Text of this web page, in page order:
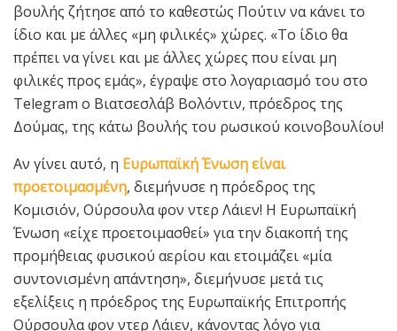
βουλής ζήτησε από το καθεστώς Πούτιν να κάνει το
ίδιο και με άλλες «μη φιλικές» χώρες. «Το ίδιο θα
πρέπει να γίνει και με άλλες χώρες που είναι μη
φιλικές προς εμάς», έγραψε στο λογαριασμό του στο
Telegram ο Βιατσεσλάβ Βολόντιν, πρόεδρος της
Δούμας, της κάτω βουλής του ρωσικού κοινοβουλίου!
Αν γίνει αυτό, η Ευρωπαϊκή Ένωση είναι
προετοιμασμένη, διεμήνυσε η πρόεδρος της
Κομισιόν, Ούρσουλα φον ντερ Λάιεν! Η Ευρωπαϊκή
Ένωση «είχε προετοιμασθεί» για την διακοπή της
προμήθειας φυσικού αερίου και ετοιμάζει «μία
συντονισμένη απάντηση», διεμήνυσε μετά τις
εξελίξεις η πρόεδρος της Ευρωπαϊκής Επιτροπής
Ούρσουλα φον ντερ Λάιεν, κάνοντας λόγο για